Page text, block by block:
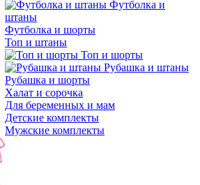
Футболка и
штаны
Футболка и шорты
Топ и штаны
Топ и шорты
Рубашка и штаны
Рубашка и шорты
Халат и сорочка
Для беременных и мам
Детские комплекты
Мужские комплекты